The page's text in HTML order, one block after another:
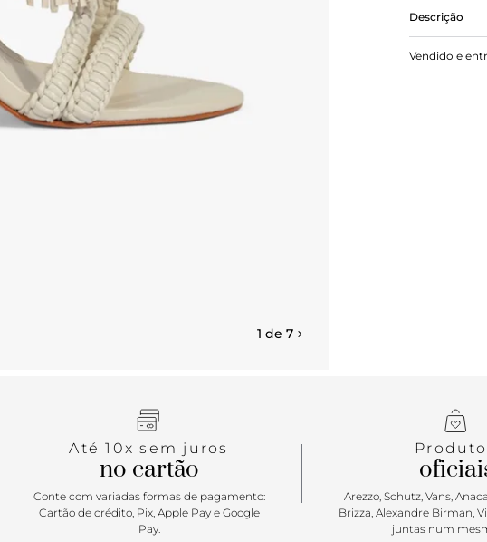
1 de 7
Descrição
Trazendo
alto se
Vendido e
Até 10x sem juros
no cartão
Conte com variadas formas de pagamento:
Cartão de crédito, Pix, Apple Pay e Google
Pay.
Arezzo, Schutz, Vans,
Brizza, Alexandre Birman,
juntas num